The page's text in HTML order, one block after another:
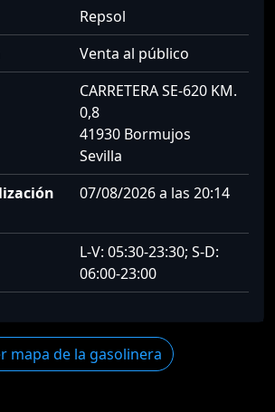
Repsol
Venta al público
CARRETERA SE-620 KM.
0,8
41930 Bormujos
Sevilla
07/08/2026 a las 20:14
L-V: 05:30-23:30; S-D:
06:00-23:00
mapa de la gasolinera